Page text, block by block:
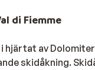
di Fiemme
hjärtat av
skidåkning.